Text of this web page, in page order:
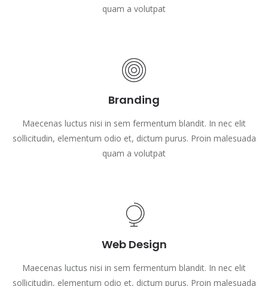
quam a volutpat
Branding
Maecenas luctus nisi in sem fermentum blandit. In nec elit
sollicitudin, elementum odio et, dictum purus. Proin malesuada
quam a volutpat
Web Design
Maecenas luctus nisi in sem fermentum blandit. In nec elit
sollicitudin, elementum odio et, dictum purus. Proin malesuada